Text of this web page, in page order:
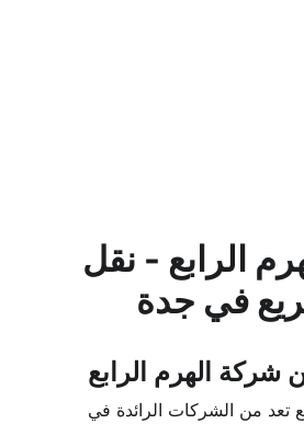
الرابع - نقل
في جدة
الهرم الرابع
تعد من الشركات الرائدة في